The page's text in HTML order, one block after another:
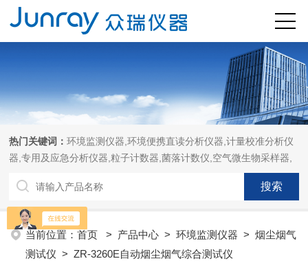
热门关键词：环境监测仪器,环境便携直读分析仪器,计量校准分析仪
器,专用及应急分析仪器,粒子计数器,菌落计数仪,空气微生物采样器,
当前位置：首页 > 产品中心 >环境监测仪器 >烟尘烟气
测试仪 > ZR-3260E自动烟尘烟气综合测试仪